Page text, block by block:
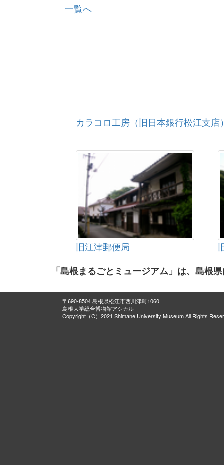
一覧へ
カラコロ工房（旧日本銀行松江支店
旧江津郵便局
「島根まるごとミュージアム」は、島根
〒690-8504 島根県松江市西川津町1060
島根大学総合博物館アシカル
Copyright（C）2021 Shimane University Museum All Rights